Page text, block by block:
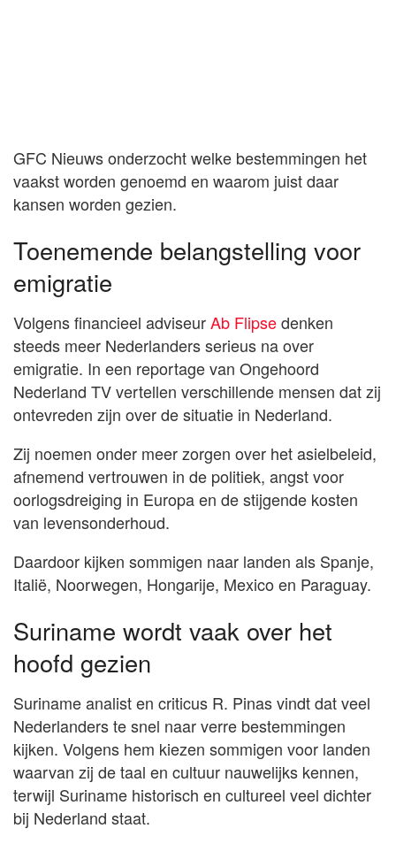
GFC Nieuws onderzocht welke bestemmingen het
vaakst worden genoemd en waarom juist daar
kansen worden gezien.
Toenemende belangstelling voor
emigratie
Volgens financieel adviseurAb Flipsedenken
steeds meer Nederlanders serieus na over
emigratie. In een reportage van Ongehoord
Nederland TV vertellen verschillende mensen dat zij
ontevreden zijn over de situatie in Nederland.
Zij noemen onder meer zorgen over het asielbeleid,
afnemend vertrouwen in de politiek, angst voor
oorlogsdreiging in Europa en de stijgende kosten
van levensonderhoud.
Daardoor kijken sommigen naar landen als Spanje,
Italië, Noorwegen, Hongarije, Mexico en Paraguay.
Suriname wordt vaak over het
hoofd gezien
Suriname analist en criticus R. Pinas vindt dat veel
Nederlanders te snel naar verre bestemmingen
kijken. Volgens hem kiezen sommigen voor landen
waarvan zij de taal en cultuur nauwelijks kennen,
terwijl Suriname historisch en cultureel veel dichter
bij Nederland staat.